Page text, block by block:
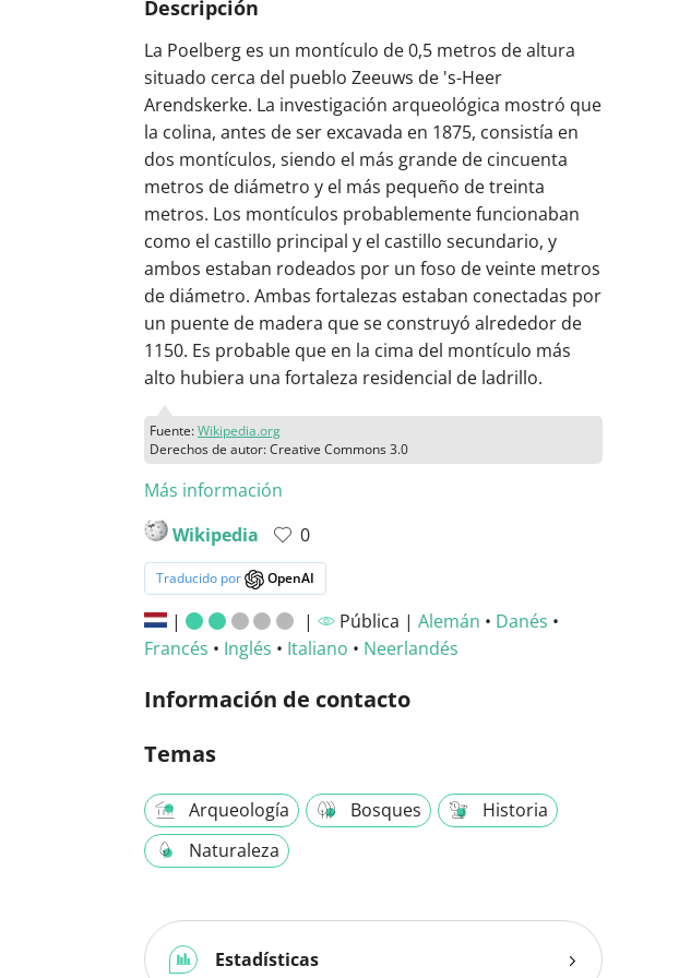
Descripción
La Poelberg es un montículo de 0,5 metros de altura
situado cerca del pueblo Zeeuws de 's-Heer
Arendskerke. La investigación arqueológica mostró que
la colina, antes de ser excavada en 1875, consistía en
dos montículos, siendo el más grande de cincuenta
metros de diámetro y el más pequeño de treinta
metros. Los montículos probablemente funcionaban
como el castillo principal y el castillo secundario, y
ambos estaban rodeados por un foso de veinte metros
de diámetro. Ambas fortalezas estaban conectadas por
un puente de madera que se construyó alrededor de
1150. Es probable que en la cima del montículo más
alto hubiera una fortaleza residencial de ladrillo.
Fuente:Wikipedia.org
Derechos de autor: Creative Commons 3.0
Más información
Wikipedia
0
Traducido por OpenAI
| | Pública | Alemán • Danés •
Francés • Inglés • Italiano • Neerlandés
Información de contacto
Temas
Arqueología Bosques
Historia
Naturaleza
Estadísticas